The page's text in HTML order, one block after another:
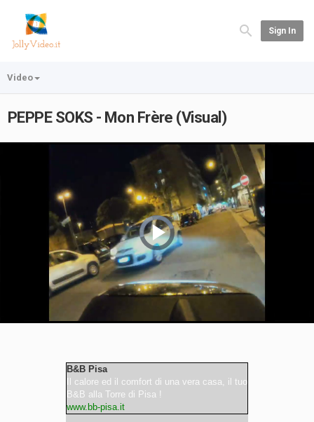
Sign In
Video
PEPPE SOKS - Mon Frère (Visual)
Video
Player
is
loading.
Play
Video
B&B Pisa
Il calore ed il comfort di una vera casa, il tuo
B&B alla Torre di Pisa !
www.bb-pisa.it